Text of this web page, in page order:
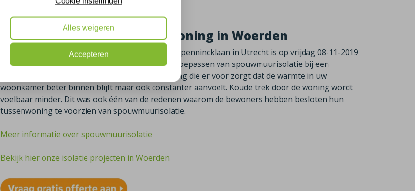
Spouwmuurisolatie tussenwoning in Woerden
Deze tussenwoning in Woerden aan de Schimmelpennincklaan in Utrecht is op vrijdag 08-11-2019
geïsoleerd door isolatiebedrijf Plus Isolatie. Het toepassen van spouwmuurisolatie bij een
tussenwoning is een relatief goedkope investering die er voor zorgt dat de warmte in uw
woonkamer beter binnen blijft maar ook constanter aanvoelt. Koude trek door de woning wordt
voelbaar minder. Dit was ook één van de redenen waarom de bewoners hebben besloten hun
tussenwoning te voorzien van spouwmuurisolatie.
Meer informatie over spouwmuurisolatie
Bekijk hier onze isolatie projecten in Woerden
Alles weigeren
Accepteren